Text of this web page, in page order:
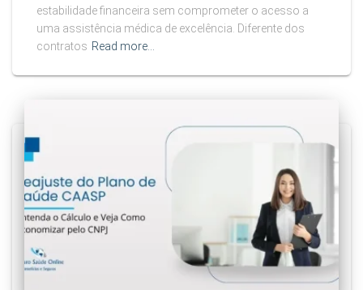
estabilidade financeira sem comprometer o acesso a
uma assistência médica de excelência. Diferente dos
contratos Read more…